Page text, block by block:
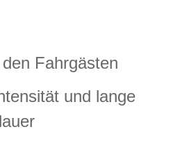
Fahrgästen
und lange